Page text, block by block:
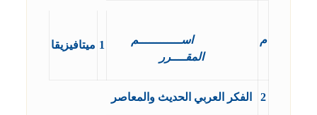
م
اســــــــــــم
المقــــرر
1 ميتافيزيقا
2 الفكر العربي الحديث والمعاصر